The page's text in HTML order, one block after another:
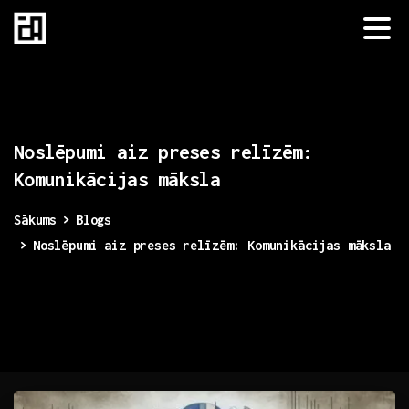
Noslēpumi aiz preses relīzēm:
Komunikācijas māksla
Sākums
Blogs
Noslēpumi aiz preses relīzēm: Komunikācijas māksla